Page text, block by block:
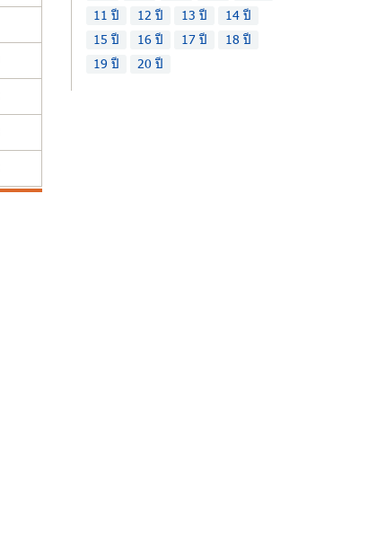
11 ปี
12 ปี 13 ปี
14 ปี
15 ปี
16 ปี 17 ปี
18 ปี
19 ปี
20 ปี